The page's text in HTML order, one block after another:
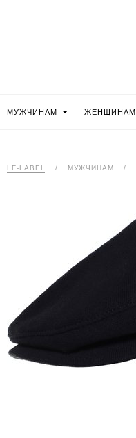
МУЖЧИНАМ ЖЕНЩИНАМ
LF-LABEL / МУЖЧИНАМ /